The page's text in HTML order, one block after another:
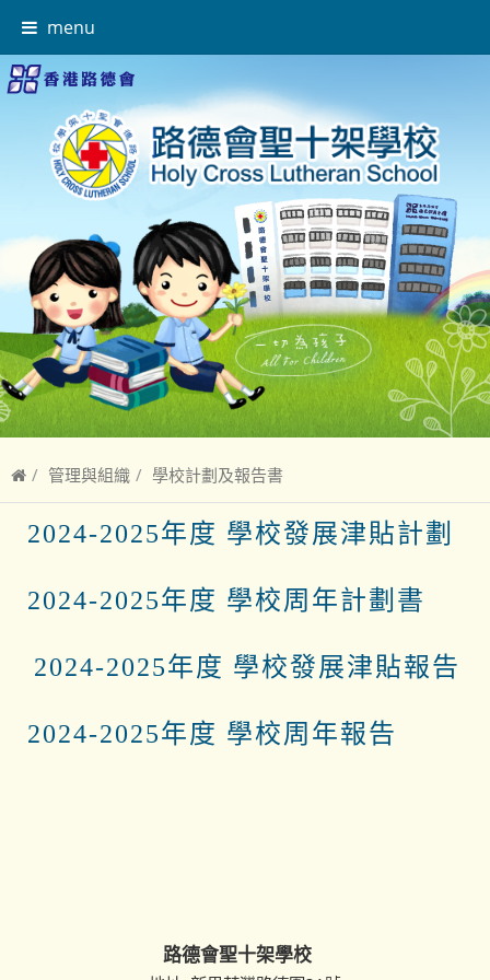
menu
管理與組織 學校計劃及報告書
2023-2026年度學校發展計劃 2024-2025年度
2024-2025年度 學校發展津貼計劃
2024-2025年度 學校周年計劃書
2024-2025年度 學校發展津貼報告
2024-2025年度 學校周年報告
路德會聖十架學校